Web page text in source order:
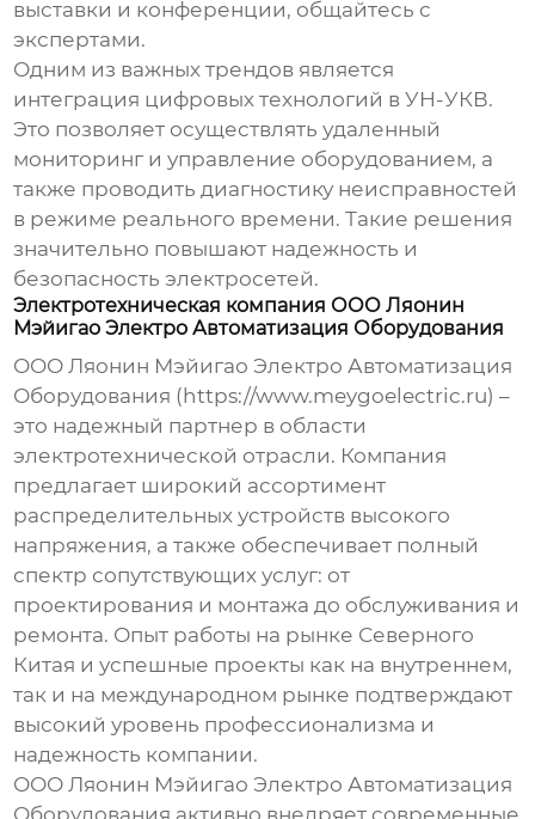
выставки и конференции, общайтесь с
экспертами.
Одним из важных трендов является
интеграция цифровых технологий вУН-УКВ.
Это позволяет осуществлять удаленный
мониторинг и управление оборудованием, а
также проводить диагностику неисправностей
в режиме реального времени. Такие решения
значительно повышают надежность и
безопасность электросетей.
Электротехническая компания ООО Ляонин
Мэйигао Электро Автоматизация Оборудования
ООО Ляонин Мэйигао Электро Автоматизация
Оборудования (https://www.meygoelectric.ru) –
это надежный партнер в области
электротехнической отрасли. Компания
предлагает широкий ассортимент
распределительных устройств высокого
напряжения, а также обеспечивает полный
спектр сопутствующих услуг: от
проектирования и монтажа до обслуживания и
ремонта. Опыт работы на рынке Северного
Китая и успешные проекты как на внутреннем,
так и на международном рынке подтверждают
высокий уровень профессионализма и
надежность компании.
ООО Ляонин Мэйигао Электро Автоматизация